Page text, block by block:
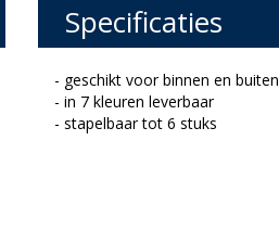
Specificaties
- geschikt voor binnen en buiten
- in 7 kleuren leverbaar
- stapelbaar tot 6 stuks